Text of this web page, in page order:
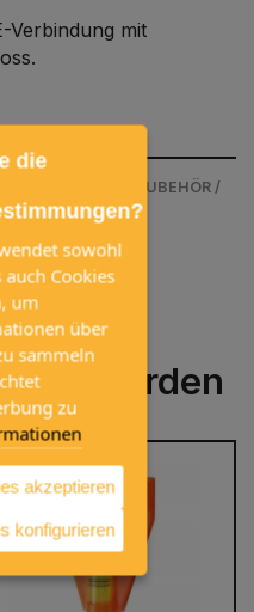
Verbindung mit
UND ZUBEHÖR /
werden
die
sowohl
auch Cookies
um
über
sammeln
zu
akzeptieren
konfigurieren